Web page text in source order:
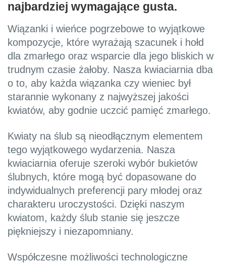
najbardziej wymagające gusta.
Wiązanki i wieńce pogrzebowe to wyjątkowe
kompozycje, które wyrażają szacunek i hołd
dla zmarłego oraz wsparcie dla jego bliskich w
trudnym czasie żałoby. Nasza kwiaciarnia dba
o to, aby każda wiązanka czy wieniec był
starannie wykonany z najwyższej jakości
kwiatów, aby godnie uczcić pamięć zmarłego.
Kwiaty na ślub są nieodłącznym elementem
tego wyjątkowego wydarzenia. Nasza
kwiaciarnia oferuje szeroki wybór bukietów
ślubnych, które mogą być dopasowane do
indywidualnych preferencji pary młodej oraz
charakteru uroczystości. Dzięki naszym
kwiatom, każdy ślub stanie się jeszcze
piękniejszy i niezapomniany.
Współczesne możliwości technologiczne